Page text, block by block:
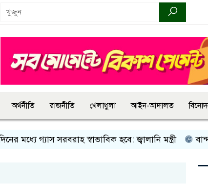
অর্থনীতি রাজনীতি খেলাধুলা আইন-আদালত
মধ্যে গ্যাস সরবরাহ স্বাভাবিক হবে: জ্বালানি মন্ত্রী